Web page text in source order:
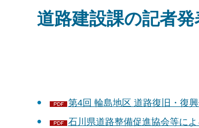
道路建設課の記者発
第4回 輪島地区 道路復旧・復
石川県道路整備促進協会等に